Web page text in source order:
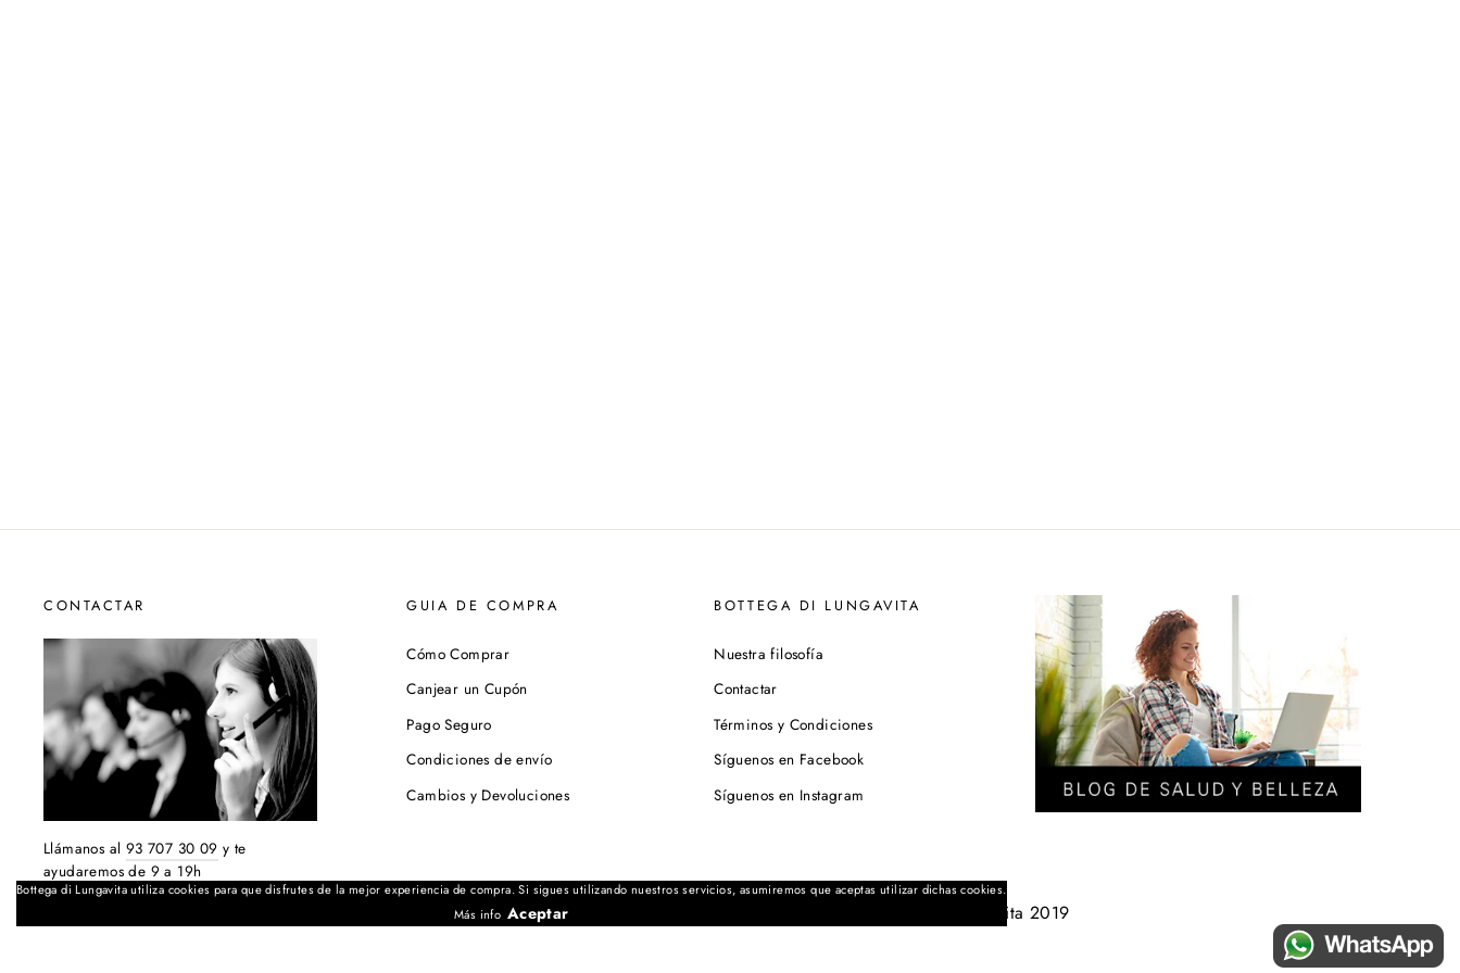
Bottega di Lungavita utiliza cookies para que disfrutes de la mejor experiencia de compra. Si sigues utilizando nuestros servicios, asumiremos que aceptas utilizar dichas cookies.
Más info Aceptar
CONTACTAR
Llámanos al 93 707 30 09 y te
ayudaremos de 9 a 19h
GUIA DE COMPRA
Cómo Comprar
Canjear un Cupón
Pago Seguro
Condiciones de envío
Cambios y Devoluciones
BOTTEGA DI LUNGAVITA
Nuestra filosofía
Contactar
Términos y Condiciones
Síguenos en Facebook
Síguenos en Instagram
Política de Cookies-Política de privacidad - © Bottega di Lungavita 2019